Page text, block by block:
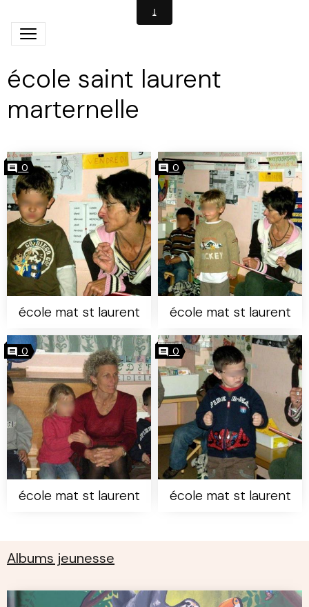
école saint laurent
marternelle
0
école mat st laurent
0
école mat st laurent
0
école mat st laurent
0
école mat st laurent
Albums jeunesse